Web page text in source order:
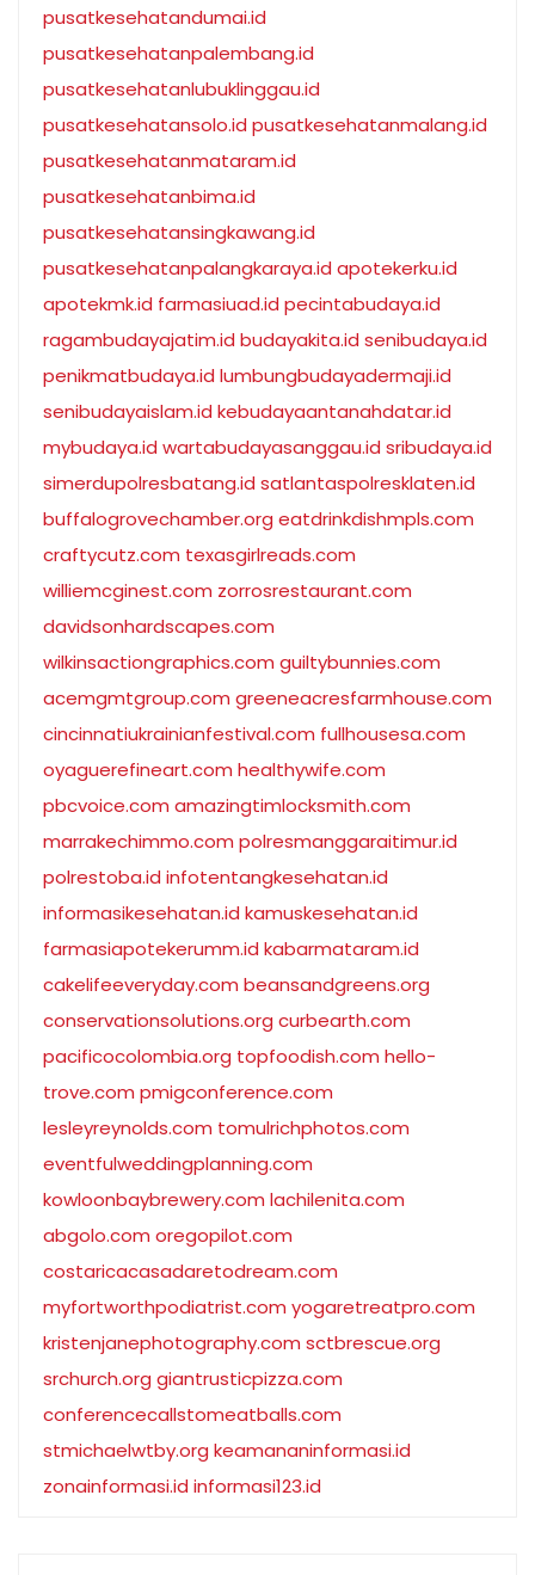
pusatkesehatandumai.id
pusatkesehatanpalembang.id
pusatkesehatanlubuklinggau.id
pusatkesehatansolo.id pusatkesehatanmalang.id
pusatkesehatanmataram.id
pusatkesehatanbima.id
pusatkesehatansingkawang.id
pusatkesehatanpalangkaraya.id apotekerku.id
apotekmk.id farmasiuad.id pecintabudaya.id
ragambudayajatim.id budayakita.id senibudaya.id
penikmatbudaya.id lumbungbudayadermaji.id
senibudayaislam.id kebudayaantanahdatar.id
mybudaya.id wartabudayasanggau.id sribudaya.id
simerdupolresbatang.id satlantaspolresklaten.id
buffalogrovechamber.org eatdrinkdishmpls.com
craftycutz.com texasgirlreads.com
williemcginest.com zorrosrestaurant.com
davidsonhardscapes.com
wilkinsactiongraphics.com guiltybunnies.com
acemgmtgroup.com greeneacresfarmhouse.com
cincinnatiukrainianfestival.com fullhousesa.com
oyaguerefineart.com healthywife.com
pbcvoice.com amazingtimlocksmith.com
marrakechimmo.com polresmanggaraitimur.id
polrestoba.id infotentangkesehatan.id
informasikesehatan.id kamuskesehatan.id
farmasiapotekerumm.id kabarmataram.id
cakelifeeveryday.com beansandgreens.org
conservationsolutions.org curbearth.com
pacificocolombia.org topfoodish.com hello-
trove.com pmigconference.com
lesleyreynolds.com tomulrichphotos.com
eventfulweddingplanning.com
kowloonbaybrewery.com lachilenita.com
abgolo.com oregopilot.com
costaricacasadaretodream.com
myfortworthpodiatrist.com yogaretreatpro.com
kristenjanephotography.com sctbrescue.org
srchurch.org giantrusticpizza.com
conferencecallstomeatballs.com
stmichaelwtby.org keamananinformasi.id
zonainformasi.id informasi123.id